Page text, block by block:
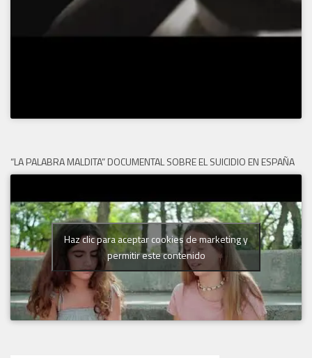
“LA PALABRA MALDITA” DOCUMENTAL SOBRE EL SUICIDIO EN ESPAÑA
Haz clic para aceptar cookies de marketing y
permitir este contenido